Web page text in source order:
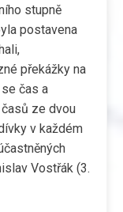
stupně
postavena
překážky na
čas a
ze dvou
v každém
Vostřák (3.